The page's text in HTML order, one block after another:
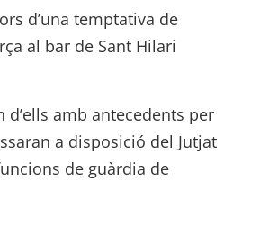
d’una temptativa de
al bar de Sant Hilari
d’ells amb antecedents per
a disposició del Jutjat
de guàrdia de